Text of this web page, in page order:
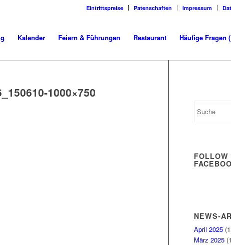
Eintrittspreise Patenschaften Impressum
Kalender Feiern & Führungen Restaurant Häufige Fragen
1000×750
FOLLOW
NEWS-
April 2025
März 2025